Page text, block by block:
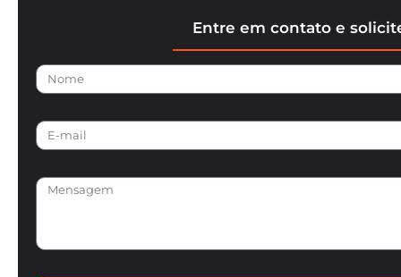
Entre em contato e